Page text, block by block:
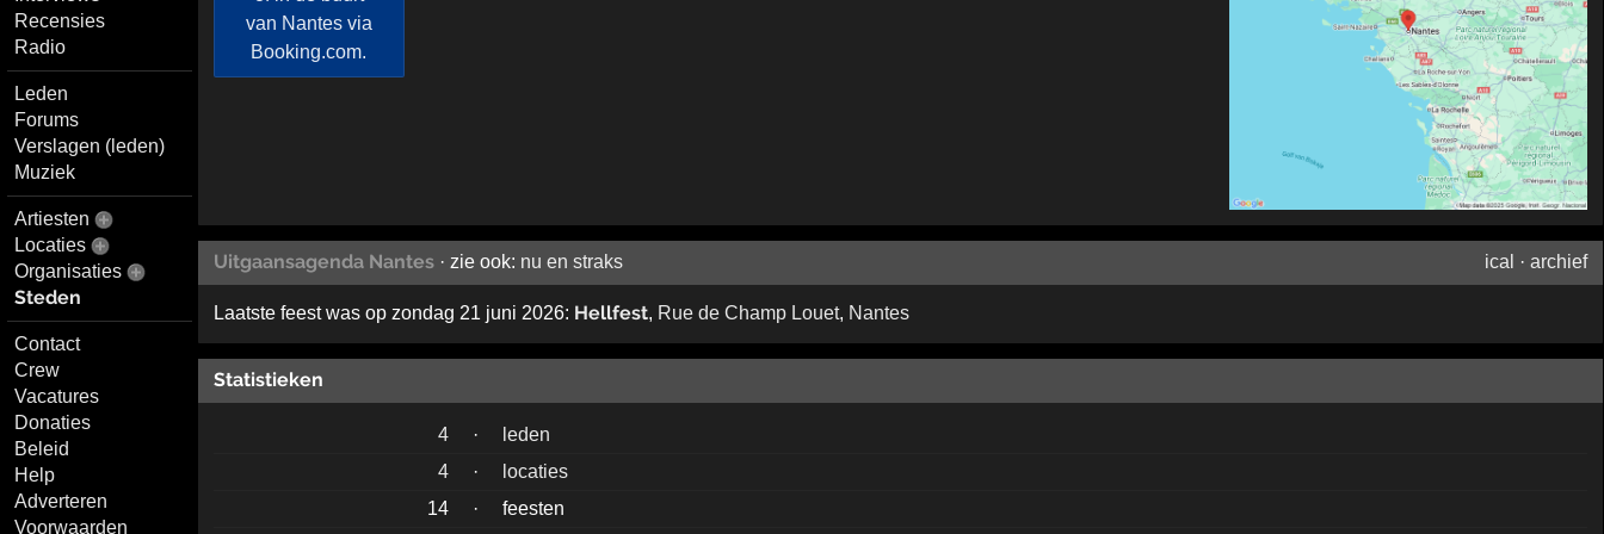
Recensies
Radio
Leden
Forums
Verslagen (leden)
Muziek
Artiesten
Locaties
Organisaties
Steden
Contact
Crew
Vacatures
Donaties
Beleid
Help
Adverteren
Voorwaarden
Uitgaansagenda Nantes· zie ook: nu en straks ical ·archief
Laatste feest was op zondag 21 juni 2026: Hellfest, Rue de Champ Louet, Nantes
Statistieken
4 ·
leden
4
·
locaties
14
· feesten